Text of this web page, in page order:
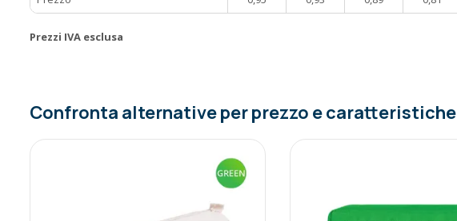
Prezzi IVA esclusa
Confronta alternative per prezzo e caratteristiche